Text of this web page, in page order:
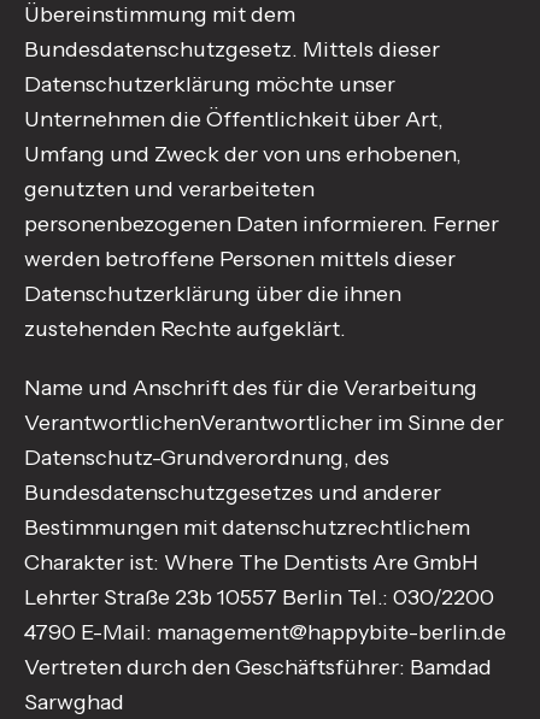
Übereinstimmung mit dem
Bundesdatenschutzgesetz. Mittels dieser
Datenschutzerklärung möchte unser
Unternehmen die Öffentlichkeit über Art,
Umfang und Zweck der von uns erhobenen,
genutzten und verarbeiteten
personenbezogenen Daten informieren. Ferner
werden betroffene Personen mittels dieser
Datenschutzerklärung über die ihnen
zustehenden Rechte aufgeklärt.
Name und Anschrift des für die Verarbeitung
VerantwortlichenVerantwortlicher im Sinne der
Datenschutz-Grundverordnung, des
Bundesdatenschutzgesetzes und anderer
Bestimmungen mit datenschutzrechtlichem
Charakter ist: Where The Dentists Are GmbH
Lehrter Straße 23b 10557 Berlin Tel.: 030/2200
4790 E-Mail: management@happybite-berlin.de
Vertreten durch den Geschäftsführer: Bamdad
Sarwghad